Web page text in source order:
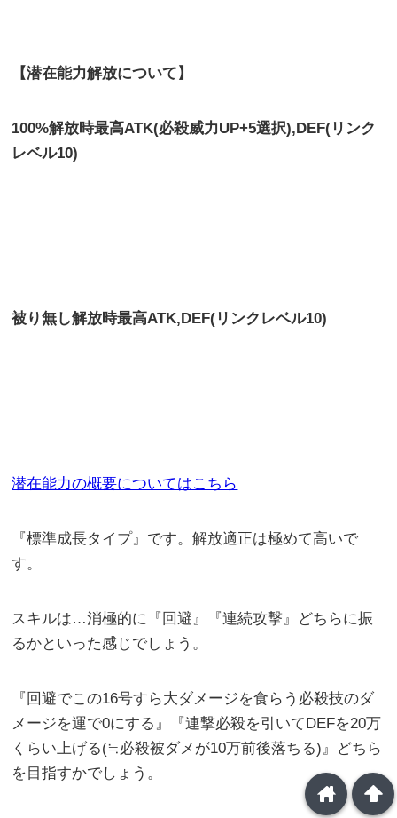
【潜在能力解放について】
100%解放時最高ATK(必殺威力UP+5選択),DEF(リンク
レベル10)
被り無し解放時最高ATK,DEF(リンクレベル10)
潜在能力の概要についてはこちら
『標準成長タイプ』です。解放適正は極めて高いで
す。
スキルは…消極的に『回避』『連続攻撃』どちらに振
るかといった感じでしょう。
『回避でこの16号すら大ダメージを食らう必殺技のダ
メージを運で0にする』『連撃必殺を引いてDEFを20万
くらい上げる(≒必殺被ダメが10万前後落ちる)』どちら
を目指すかでしょう。
arrowup
home